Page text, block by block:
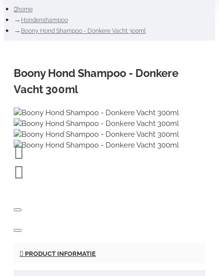
home
Hondenshampoo
Boony Hond Shampoo - Donkere Vacht 300ml
Boony Hond Shampoo - Donkere
Vacht 300ml
PRODUCT INFORMATIE